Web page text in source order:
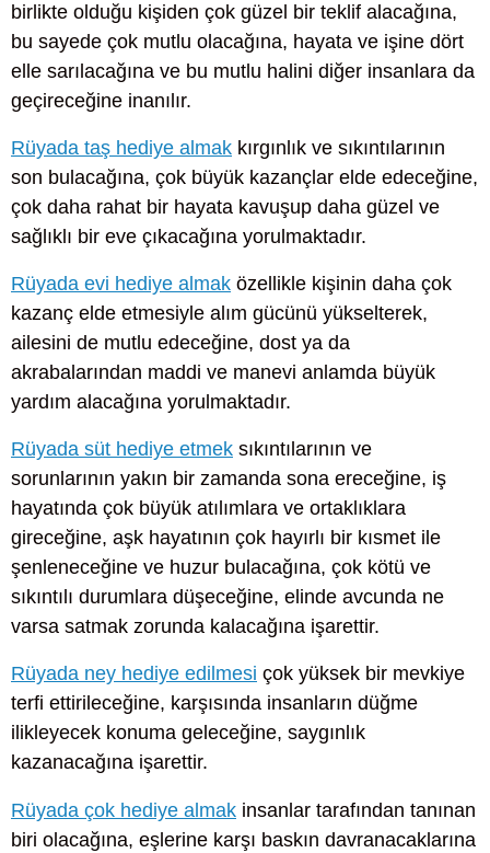
birlikte olduğu kişiden çok güzel bir teklif alacağına,
bu sayede çok mutlu olacağına, hayata ve işine dört
elle sarılacağına ve bu mutlu halini diğer insanlara da
geçireceğine inanılır.
Rüyada taş hediye almak kırgınlık ve sıkıntılarının
son bulacağına, çok büyük kazançlar elde edeceğine,
çok daha rahat bir hayata kavuşup daha güzel ve
sağlıklı bir eve çıkacağına yorulmaktadır.
Rüyada evi hediye almak özellikle kişinin daha çok
kazanç elde etmesiyle alım gücünü yükselterek,
ailesini de mutlu edeceğine, dost ya da
akrabalarından maddi ve manevi anlamda büyük
yardım alacağına yorulmaktadır.
Rüyada süt hediye etmek sıkıntılarının ve
sorunlarının yakın bir zamanda sona ereceğine, iş
hayatında çok büyük atılımlara ve ortaklıklara
gireceğine, aşk hayatının çok hayırlı bir kısmet ile
şenleneceğine ve huzur bulacağına, çok kötü ve
sıkıntılı durumlara düşeceğine, elinde avcunda ne
varsa satmak zorunda kalacağına işarettir.
Rüyada ney hediye edilmesi çok yüksek bir mevkiye
terfi ettirileceğine, karşısında insanların düğme
ilikleyecek konuma geleceğine, saygınlık
kazanacağına işarettir.
Rüyada çok hediye almak insanlar tarafından tanınan
biri olacağına, eşlerine karşı baskın davranacaklarına